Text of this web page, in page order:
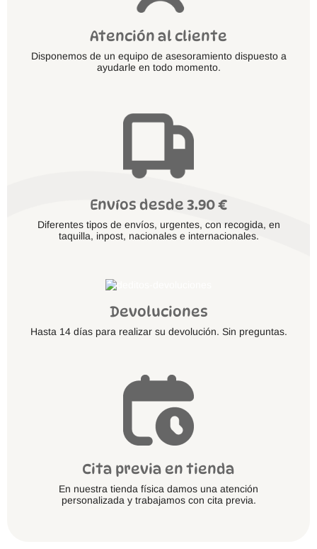
Atención al cliente
Disponemos de un equipo de asesoramiento dispuesto a
ayudarle en todo momento.
Envíos desde 3.90 €
Diferentes tipos de envíos, urgentes, con recogida, en
taquilla, inpost, nacionales e internacionales.
Devoluciones
Hasta 14 días para realizar su devolución. Sin preguntas.
Cita previa en tienda
En nuestra tienda física damos una atención
personalizada y trabajamos con cita previa.